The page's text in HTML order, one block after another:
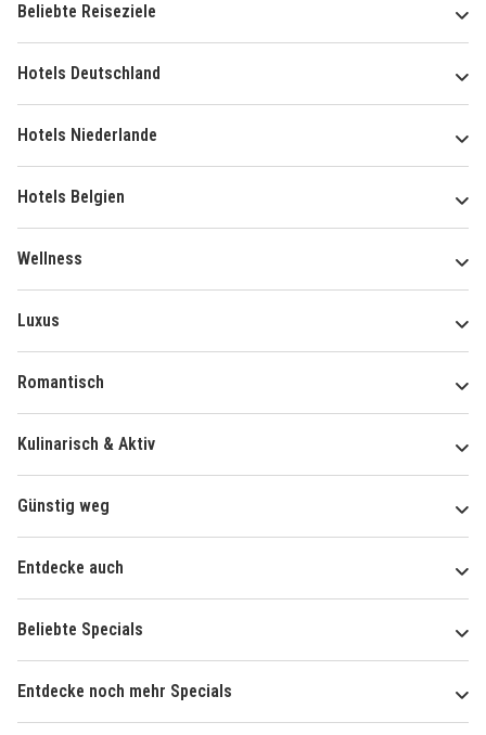
Beliebte Reiseziele
Hotels Deutschland
Hotels Niederlande
Hotels Belgien
Wellness
Luxus
Romantisch
Kulinarisch & Aktiv
Günstig weg
Entdecke auch
Beliebte Specials
Entdecke noch mehr Specials